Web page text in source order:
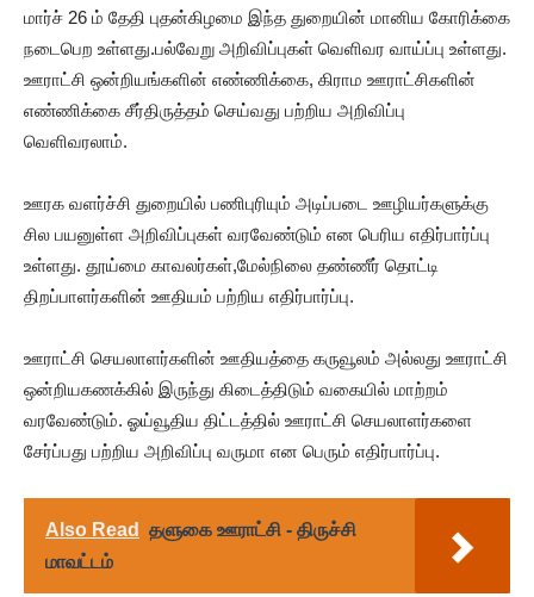
மார்ச் 26 ம் தேதி புதன்கிழமை இந்த துறையின் மானிய கோரிக்கை
நடைபெற உள்ளது.பல்வேறு அறிவிப்புகள் வெளிவர வாய்ப்பு உள்ளது.
ஊராட்சி ஒன்றியங்களின் எண்ணிக்கை, கிராம ஊராட்சிகளின்
எண்ணிக்கை சீர்திருத்தம் செய்வது பற்றிய அறிவிப்பு
வெளிவரலாம்.
ஊரக வளர்ச்சி துறையில் பணிபுரியும் அடிப்படை ஊழியர்களுக்கு
சில பயனுள்ள அறிவிப்புகள் வரவேண்டும் என பெரிய எதிர்பார்ப்பு
உள்ளது. தூய்மை காவலர்கள்,மேல்நிலை தண்ணீர் தொட்டி
திறப்பாளர்களின் ஊதியம் பற்றிய எதிர்பார்ப்பு.
ஊராட்சி செயலாளர்களின் ஊதியத்தை கருவூலம் அல்லது ஊராட்சி
ஒன்றியகணக்கில் இருந்து கிடைத்திடும் வகையில் மாற்றம்
வரவேண்டும். ஓய்வூதிய திட்டத்தில் ஊராட்சி செயலாளர்களை
சேர்ப்பது பற்றிய அறிவிப்பு வருமா என பெரும் எதிர்பார்ப்பு.
Also Read
தளுகை ஊராட்சி - திருச்சி
மாவட்டம்